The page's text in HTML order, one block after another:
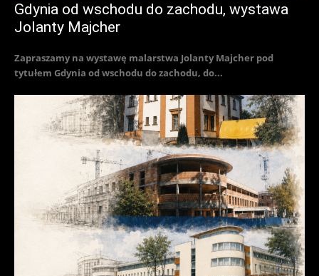
Gdynia od wschodu do zachodu, wystawa
Jolanty Majcher
Zapraszamy na wystawę malarstwa Jolanty Majcher pod
tytułem Gdynia od wschodu do zachodu, do...